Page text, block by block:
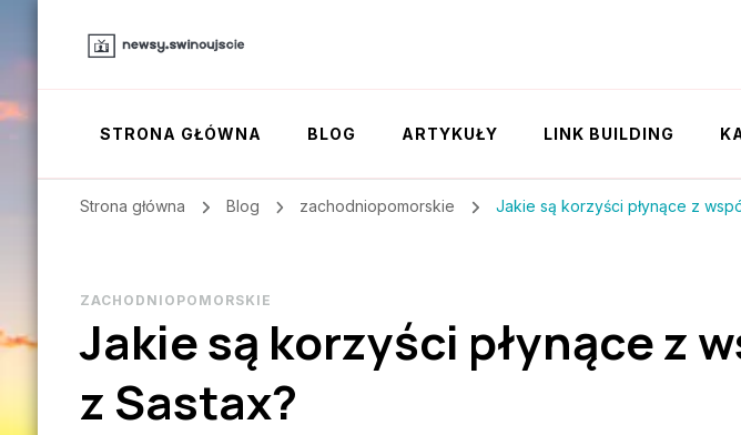
STRONA GŁÓWNA BLOG ARTYKUŁY LINK BUILDING
Strona główna Blog zachodniopomorskie Jakie są korzyści płynące z
ZACHODNIOPOMORSKIE
Jakie są korzyści płynące z
z Sastax?